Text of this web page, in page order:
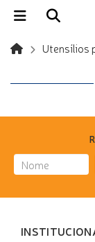
Utensílios